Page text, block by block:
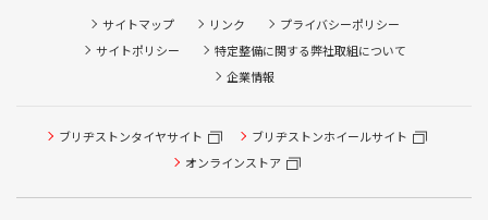
サイトマップ リンク
プライバシーポリシー
サイトポリシー
特定整備に関する弊社取組について
企業情報
ブリヂストンタイヤサイト
ブリヂストンホイールサイト
オンラインストア
タイヤ点検・安全点検/タイヤ履き替え/オイル交換/その他
ピット作業の予約